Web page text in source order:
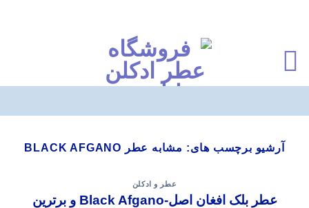
آرشیو برچسب های: مشابه عطر BLACK AFGANO
عطر و ادکلن
عطر بلک افغان اصل-Black Afgano و برترین